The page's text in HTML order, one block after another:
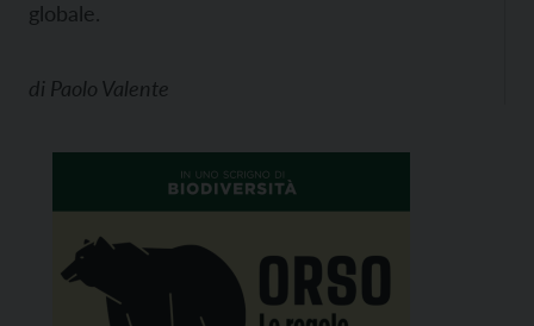
globale.
di Paolo Valente